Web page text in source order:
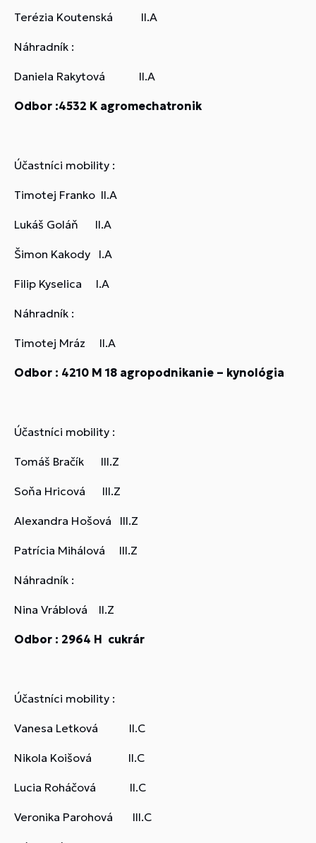
Terézia Koutenská II.A
Náhradník :
Daniela Rakytová II.A
Odbor :4532 K agromechatronik
Účastníci mobility :
Timotej Franko II.A
Lukáš Goláň II.A
Šimon Kakody I.A
Filip Kyselica I.A
Náhradník :
Timotej Mráz II.A
Odbor : 4210 M 18 agropodnikanie – kynológia
Účastníci mobility :
Tomáš Bračík III.Z
Soňa Hricová III.Z
Alexandra Hošová III.Z
Patrícia Mihálová III.Z
Náhradník :
Nina Vráblová II.Z
Odbor : 2964 H cukrár
Účastníci mobility :
Vanesa Letková II.C
Nikola Koišová II.C
Lucia Roháčová II.C
Veronika Parohová III.C